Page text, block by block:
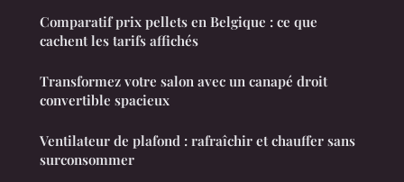
Comparatif prix pellets en Belgique : ce que
cachent les tarifs affichés
Transformez votre salon avec un canapé droit
convertible spacieux
Ventilateur de plafond : rafraîchir et chauffer sans
surconsommer